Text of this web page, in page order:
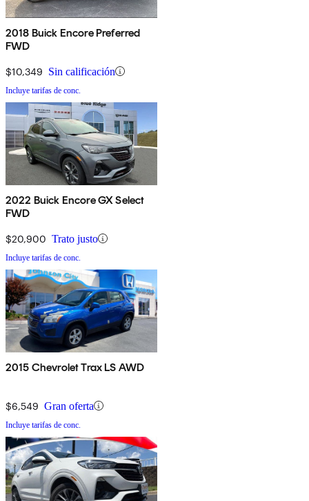
2018 Buick Encore Preferred
FWD
$10,349 Sin calificación
Incluye tarifas de conc.
2022 Buick Encore GX Select
FWD
$20,900 Trato justo
Incluye tarifas de conc.
2015 Chevrolet Trax LS AWD
$6,549 Gran oferta
Incluye tarifas de conc.